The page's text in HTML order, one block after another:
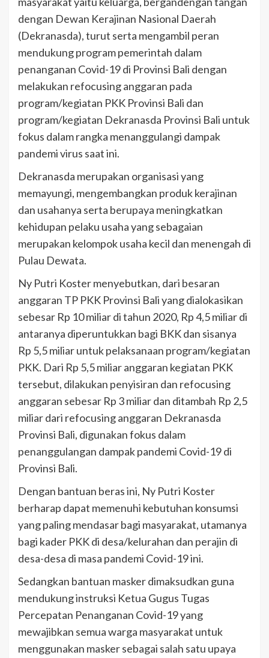
dengan Dewan Kerajinan Nasional Daerah
(Dekranasda), turut serta mengambil peran
mendukung program pemerintah dalam
penanganan Covid-19 di Provinsi Bali dengan
melakukan refocusing anggaran pada
program/kegiatan PKK Provinsi Bali dan
program/kegiatan Dekranasda Provinsi Bali untuk
fokus dalam rangka menanggulangi dampak
pandemi virus saat ini.
Dekranasda merupakan organisasi yang
memayungi, mengembangkan produk kerajinan
dan usahanya serta berupaya meningkatkan
kehidupan pelaku usaha yang sebagaian
merupakan kelompok usaha kecil dan menengah di
Pulau Dewata.
Ny Putri Koster menyebutkan, dari besaran
anggaran TP PKK Provinsi Bali yang dialokasikan
sebesar Rp 10 miliar di tahun 2020, Rp 4,5 miliar di
antaranya diperuntukkan bagi BKK dan sisanya
Rp 5,5 miliar untuk pelaksanaan program/kegiatan
PKK. Dari Rp 5,5 miliar anggaran kegiatan PKK
tersebut, dilakukan penyisiran dan refocusing
anggaran sebesar Rp 3 miliar dan ditambah Rp 2,5
miliar dari refocusing anggaran Dekranasda
Provinsi Bali, digunakan fokus dalam
penanggulangan dampak pandemi Covid-19 di
Provinsi Bali.
Dengan bantuan beras ini, Ny Putri Koster
berharap dapat memenuhi kebutuhan konsumsi
yang paling mendasar bagi masyarakat, utamanya
bagi kader PKK di desa/kelurahan dan perajin di
desa-desa di masa pandemi Covid-19 ini.
Sedangkan bantuan masker dimaksudkan guna
mendukung instruksi Ketua Gugus Tugas
Percepatan Penanganan Covid-19 yang
mewajibkan semua warga masyarakat untuk
menggunakan masker sebagai salah satu upaya